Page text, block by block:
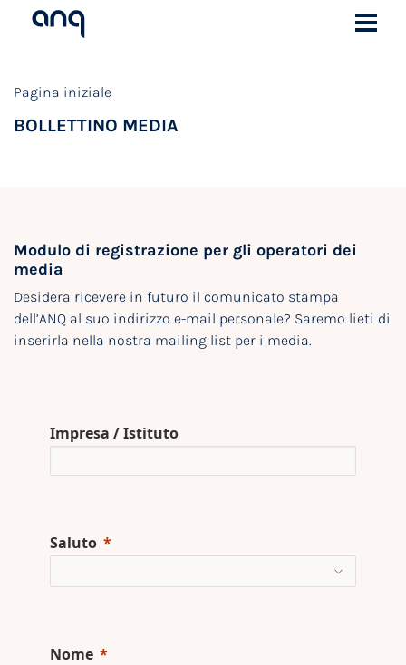
Pagina iniziale
BOLLETTINO MEDIA
Modulo di registrazione per gli operatori dei
media
Desidera ricevere in futuro il comunicato stampa
dell’ANQ al suo indirizzo e-mail personale? Saremo lieti di
inserirla nella nostra mailing list per i media.
Impresa / Istituto
Saluto
Nome